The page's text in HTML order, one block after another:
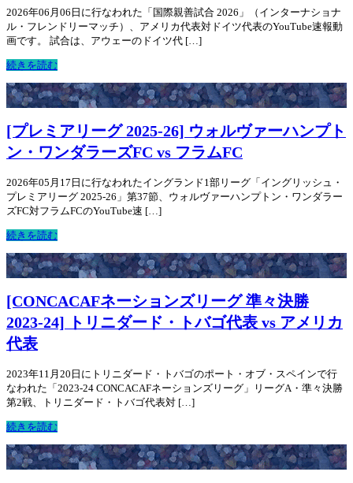
2026年06月06日に行なわれた「国際親善試合 2026」（インターナショナ
ル・フレンドリーマッチ）、アメリカ代表対ドイツ代表のYouTube速報動
画です。 試合は、アウェーのドイツ代 […]
続きを読む
[プレミアリーグ 2025-26] ウォルヴァーハンプト
ン・ワンダラーズFC vs フラムFC
2026年05月17日に行なわれたイングランド1部リーグ「イングリッシュ・
プレミアリーグ 2025-26」第37節、ウォルヴァーハンプトン・ワンダラー
ズFC対フラムFCのYouTube速 […]
続きを読む
[CONCACAFネーションズリーグ 準々決勝
2023-24] トリニダード・トバゴ代表 vs アメリカ
代表
2023年11月20日にトリニダード・トバゴのポート・オブ・スペインで行
なわれた「2023-24 CONCACAFネーションズリーグ」リーグA・準々決勝
第2戦、トリニダード・トバゴ代表対 […]
続きを読む